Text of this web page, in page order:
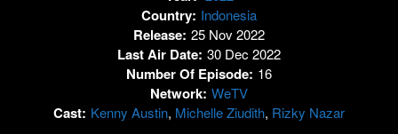
Country: Indonesia
Release: 25 Nov 2022
Last Air Date: 30 Dec 2022
Number Of Episode: 16
Network: WeTV
Cast: Kenny Austin, Michelle Ziudith, Rizky Nazar